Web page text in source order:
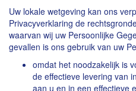
Uw lokale wetgeving kan ons
Privacyverklaring de
waarvan wij uw Persoonlijke
gevallen is ons gebruik van uw
omdat het noodzakelijk is
de effectieve levering van
aan u en in een effectieve